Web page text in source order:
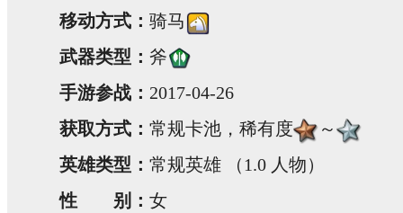
移动方式： 骑马
武器类型： 斧
手游参战： 2017-04-26
获取方式： 常规卡池，稀有度
～
英雄类型： 常规英雄 （1.0 人物）
性 别： 女